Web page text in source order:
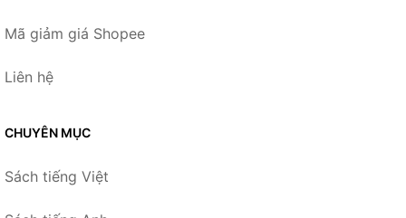
Mã giảm giá Shopee
Liên hệ
CHUYÊN MỤC
Sách tiếng Việt